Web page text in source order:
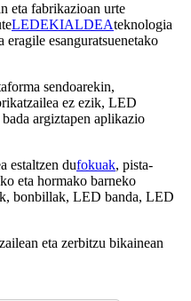
eta fabrikazioan urte
LEDEKIALDEAteknologia
esanguratsuenetako
sendoarekin,
ez ezik, LED
argiztapen aplikazio
estaltzen dufokuak, pista-
eta hormako barneko
bonbillak, LED banda, LED
eta zerbitzu bikainean